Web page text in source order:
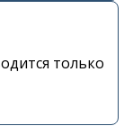
только